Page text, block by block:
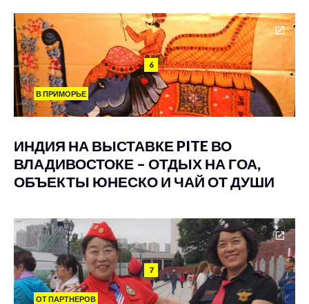
6
В ПРИМОРЬЕ
ИНДИЯ НА ВЫСТАВКЕ PITE ВО
ВЛАДИВОСТОКЕ – ОТДЫХ НА ГОА,
ОБЪЕКТЫ ЮНЕСКО И ЧАЙ ОТ ДУШИ
7
ОТ ПАРТНЕРОВ